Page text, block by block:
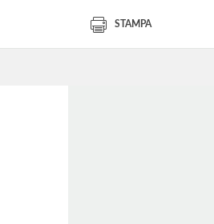
STAMPA